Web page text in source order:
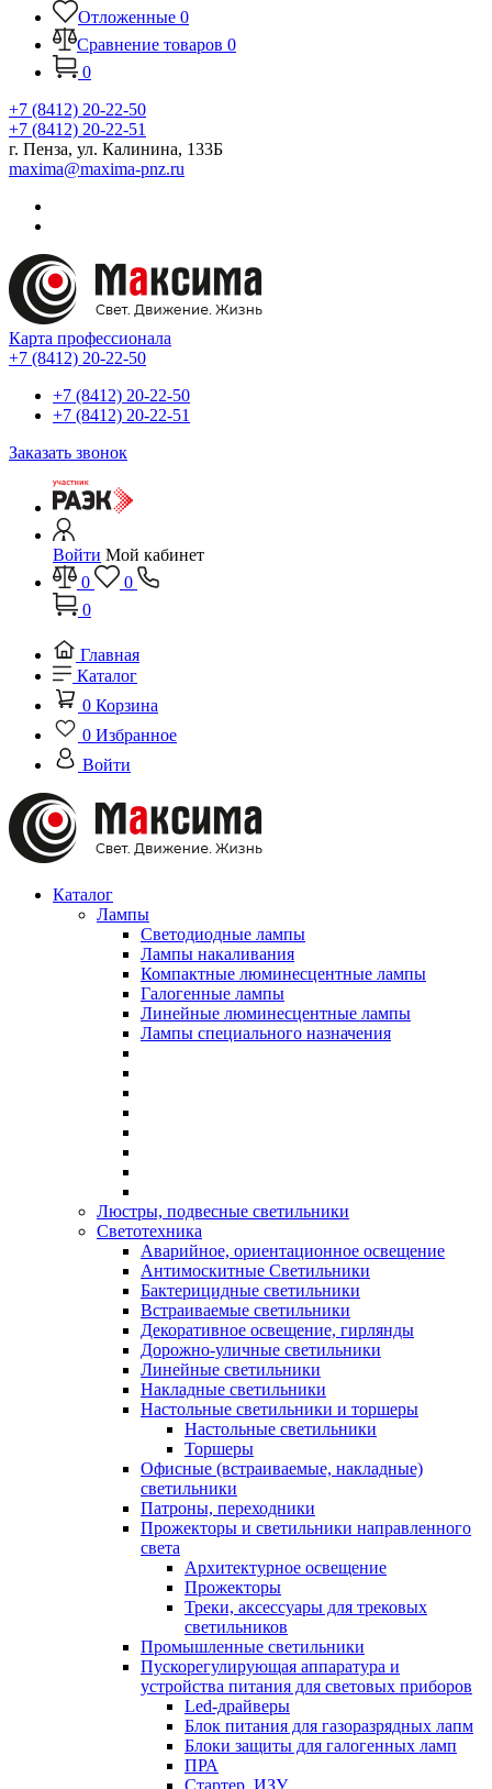
Отложенные 0
Сравнение товаров 0
0
+7 (8412) 20-22-50
+7 (8412) 20-22-51
г. Пенза, ул. Калинина, 133Б
maxima@maxima-pnz.ru
Карта профессионала
+7 (8412) 20-22-50
+7 (8412) 20-22-50
+7 (8412) 20-22-51
Заказать звонок
Войти Мой кабинет
0
0
0
Главная
Каталог
0 Корзина
0 Избранное
Войти
Каталог
Лампы
Светодиодные лампы
Лампы накаливания
Компактные люминесцентные лампы
Галогенные лампы
Линейные люминесцентные лампы
Лампы специального назначения
Люстры, подвесные светильники
Светотехника
Аварийное, ориентационное освещение
Антимоскитные Светильники
Бактерицидные светильники
Встраиваемые светильники
Декоративное освещение, гирлянды
Дорожно-уличные светильники
Линейные светильники
Накладные светильники
Настольные светильники и торшеры
Настольные светильники
Торшеры
Офисные (встраиваемые, накладные)
светильники
Патроны, переходники
Прожекторы и светильники направленного
света
Архитектурное освещение
Прожекторы
Треки, аксессуары для трековых
светильников
Промышленные светильники
Пускорегулирующая аппаратура и
устройства питания для световых приборов
Led-драйверы
Блок питания для газоразрядных лапм
Блоки защиты для галогенных ламп
ПРА
Стартер, ИЗУ